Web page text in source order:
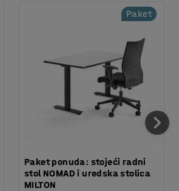
Paket
Paket ponuda: stojeći radni
stol NOMAD i uredska stolica
MILTON